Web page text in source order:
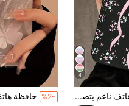
4
1 قطعة غطاء هاتف ناعم بتصميم فتاة طازجة مع فيونكة ونقشة زهور ملونة صغيرة وعيون قطة سوداء تغطية كاملة متوافق مع آيفون 11/12/13/14/15/16/17 برو ماكس %2-